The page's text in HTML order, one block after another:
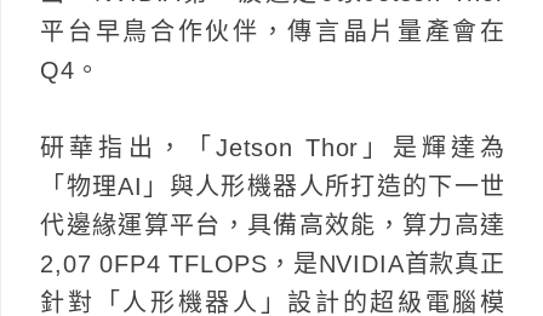
平台早鳥合作伙伴，傳言晶片量產會在
Q4。
研華指出，「Jetson Thor」是輝達為
「物理AI」與人形機器人所打造的下一世
代邊緣運算平台，具備高效能，算力高達
2,07 0FP4 TFLOPS，是NVIDIA首款真正
針對「人形機器人」設計的超級電腦模